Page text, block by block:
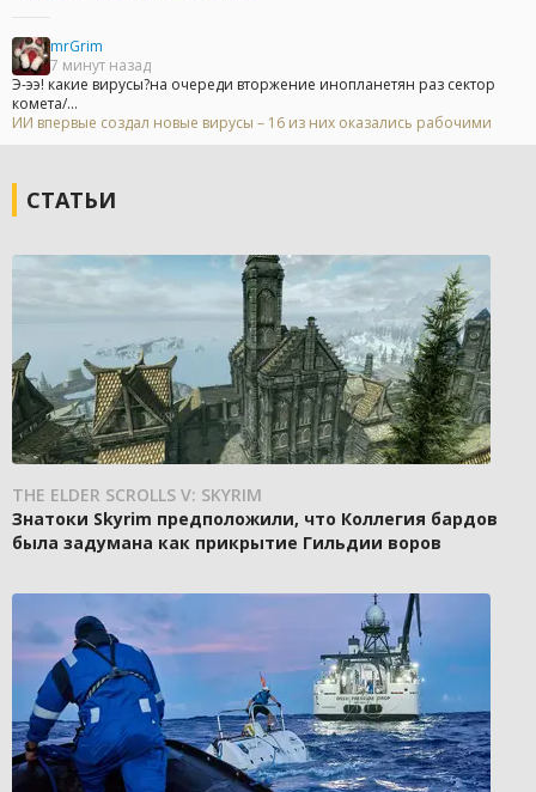
mrGrim
7 минут назад
Э-ээ! какие вирусы?на очереди вторжение инопланетян раз сектор
комета/...
ИИ впервые создал новые вирусы – 16 из них оказались рабочими
СТАТЬИ
THE ELDER SCROLLS V: SKYRIM
Знатоки Skyrim предположили, что Коллегия бардов
была задумана как прикрытие Гильдии воров